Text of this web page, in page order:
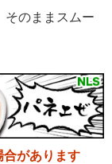
そのままスムー
合があります